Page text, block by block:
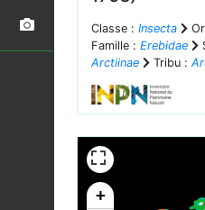
Classe : Insecta
Famille : Erebidae
Arctiinae
Tribu :
+